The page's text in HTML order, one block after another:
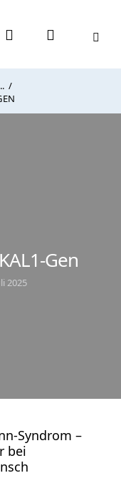
Gen
2025
Syndrom –
bei